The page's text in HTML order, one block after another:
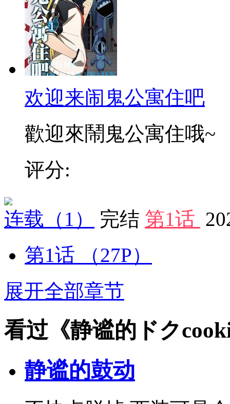
欢迎来闹鬼公寓住吧
歡迎來鬧鬼公寓住哦~
评分:
连载 （1） 完结 第1话
第1话
（27P）
展开全部章节
看过《静谧的ドク
静谧的鼓动